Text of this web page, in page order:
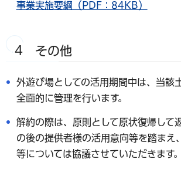
事業実施要綱（PDF：84KB）
4 その他
外遊び場としての活用期間中は、当該
全面的に管理を行います。
解約の際は、原則として原状復帰して
の後の提供者様の活用意向等を踏まえ
等については協議させていただきます。